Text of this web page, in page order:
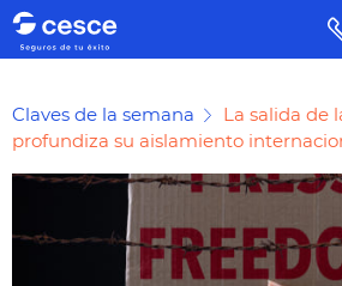
Claves de la semana
La salida de
profundiza su aislamiento